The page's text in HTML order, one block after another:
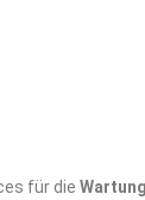
für die